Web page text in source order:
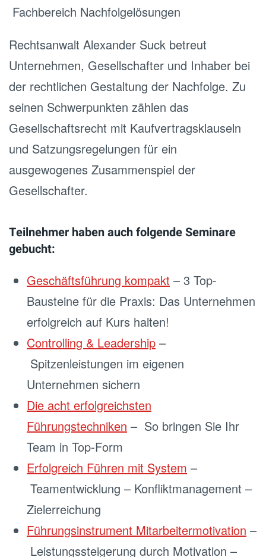
Fachbereich Nachfolgelösungen
Rechtsanwalt Alexander Suck betreut
Unternehmen, Gesellschafter und Inhaber bei
der rechtlichen Gestaltung der Nachfolge. Zu
seinen Schwerpunkten zählen das
Gesellschaftsrecht mit Kaufvertragsklauseln
und Satzungsregelungen für ein
ausgewogenes Zusammenspiel der
Gesellschafter.
Teilnehmer haben auch folgende Seminare
gebucht:
Geschäftsführung kompakt – 3 Top-
Bausteine für die Praxis: Das Unternehmen
erfolgreich auf Kurs halten!
Controlling & Leadership –
Spitzenleistungen im eigenen
Unternehmen sichern
Die acht erfolgreichsten
Führungstechniken – So bringen Sie Ihr
Team in Top-Form
Erfolgreich Führen mit System –
Teamentwicklung – Konfliktmanagement –
Zielerreichung
Führungsinstrument Mitarbeitermotivation –
Leistungssteigerung durch Motivation –